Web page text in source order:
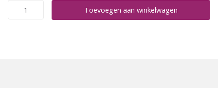
Toevoegen aan winkelwagen